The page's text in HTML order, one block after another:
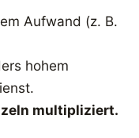
Aufwand (z. B.
hohem
multipliziert.